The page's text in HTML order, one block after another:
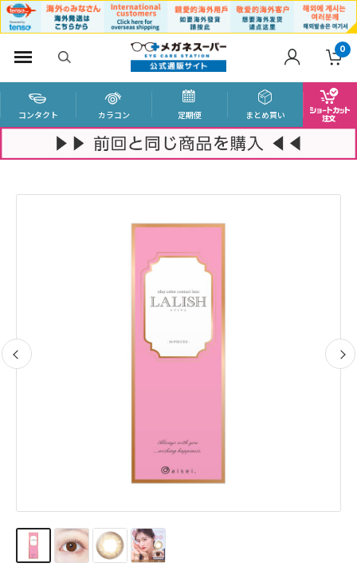
0
コンタクト カラコン 定期便 まとめ買い